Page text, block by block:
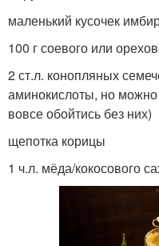
маленький кусочек
100 г соевого или
2 ст.л. конопляных
аминокислоты, но можно
вовсе обойтись без них)
щепотка корицы
1 ч.л. мёда/кокосового